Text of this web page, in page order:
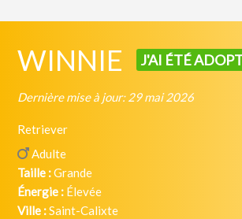
WINNIE J'AI ÉTÉ
Dernière mise à jour: 29 mai 2026
Retriever
Adulte
Taille :Grande
Énergie : Élevée
Ville :Saint-Calixte